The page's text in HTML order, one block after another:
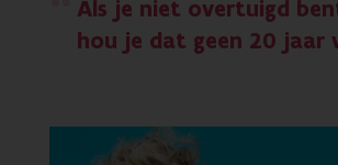
Als je niet overtuigd
hou je dat geen 20 jaar